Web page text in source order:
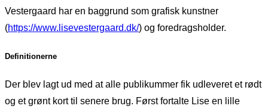
Vestergaard har en baggrund som grafisk kunstner
(https://www.lisevestergaard.dk/) og foredragsholder.
Definitionerne
Der blev lagt ud med at alle publikummer fik udleveret et rødt
og et grønt kort til senere brug. Først fortalte Lise en lille